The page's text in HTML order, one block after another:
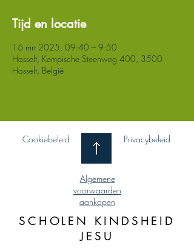
Tijd en locatie
16 mrt 2025, 09:40 – 9:50
Hasselt, Kempische Steenweg 400, 3500
Hasselt, België
Cookiebeleid Privacybeleid
Algemene
voorwaarden
aankopen
SCHOLEN KINDSHEID
JESU